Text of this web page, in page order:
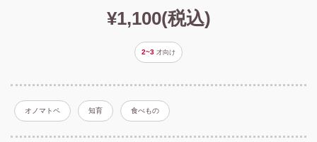
¥1,100(税込)
2~3 才向け
オノマトペ 知育 食べもの